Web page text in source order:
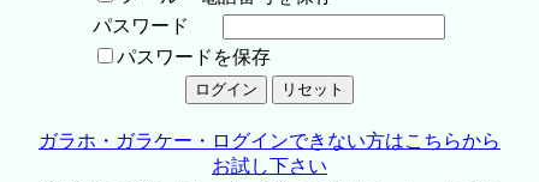
パスワード
パスワードを保存
ガラホ・ガラケー・ログインできない方はこちらから
お試し下さい